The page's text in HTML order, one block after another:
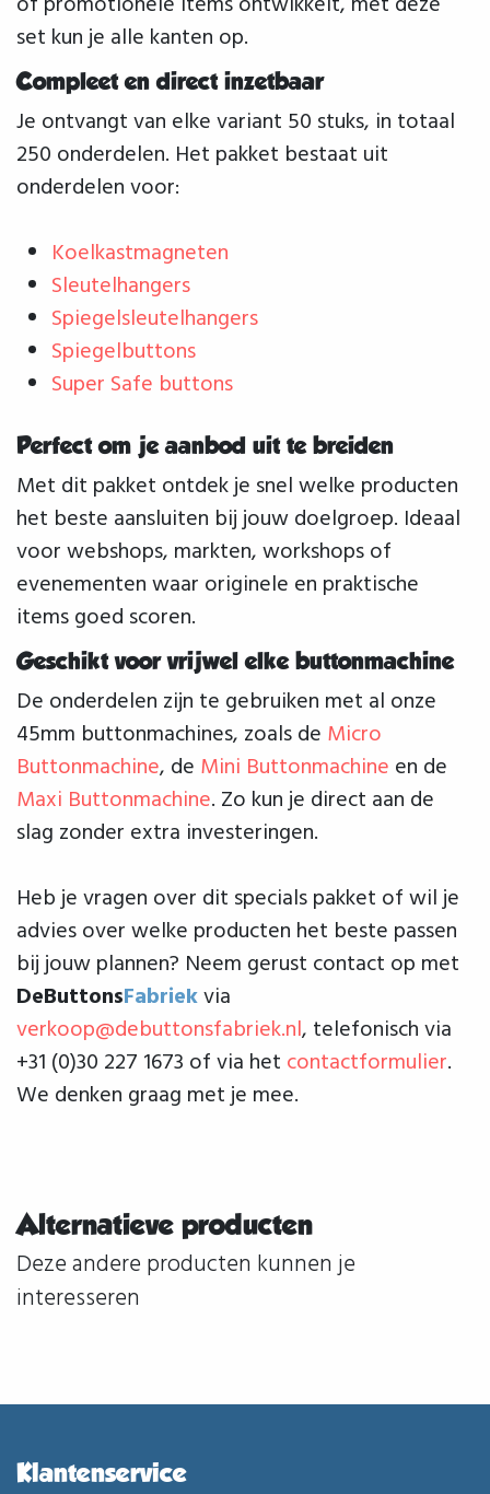
set kun je alle kanten op.
Compleet en direct inzetbaar
Je ontvangt van elke variant 50 stuks, in totaal
250 onderdelen. Het pakket bestaat uit
onderdelen voor:
Koelkastmagneten
Sleutelhangers
Spiegelsleutelhangers
Spiegelbuttons
Super Safe buttons
Perfect om je aanbod uit te breiden
Met dit pakket ontdek je snel welke producten
het beste aansluiten bij jouw doelgroep. Ideaal
voor webshops, markten, workshops of
evenementen waar originele en praktische
items goed scoren.
Geschikt voor vrijwel elke buttonmachine
De onderdelen zijn te gebruiken met al onze
45mm buttonmachines, zoals de Micro
Buttonmachine, de Mini Buttonmachine en de
Maxi Buttonmachine. Zo kun je direct aan de
slag zonder extra investeringen.
Heb je vragen over dit specials pakket of wil je
advies over welke producten het beste passen
bij jouw plannen? Neem gerust contact op met
DeButtonsFabriekvia
verkoop@debuttonsfabriek.nl, telefonisch via
+31 (0)30 227 1673 of via het contactformulier.
We denken graag met je mee.
Alternatieve producten
Deze andere producten kunnen je
interesseren
Klantenservice